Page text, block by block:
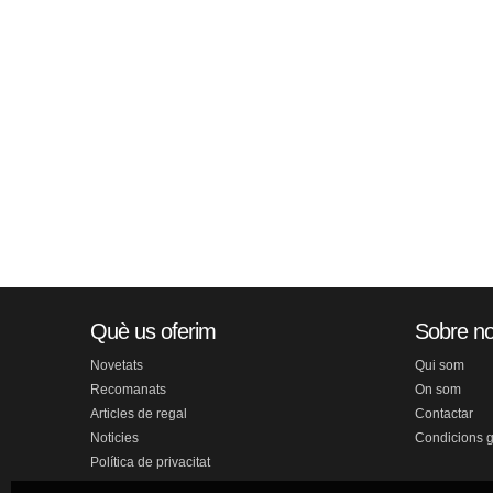
Què us oferim
Novetats
Recomanats
Articles de regal
Noticies
Política de privacitat
Sobre
Qui som
On som
Contactar
Condicions